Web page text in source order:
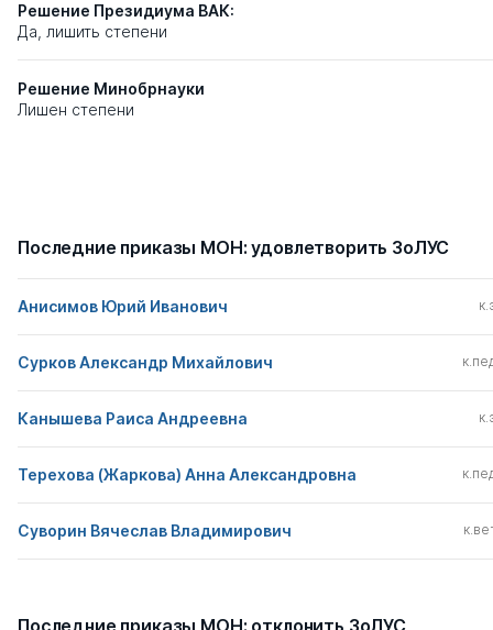
Решение Президиума ВАК:
Да, лишить степени
Решение Минобрнауки
Лишен степени
Последние приказы МОН: удовлетворить ЗоЛУС
Анисимов Юрий Иванович
Сурков Александр Михайлович
Канышева Раиса Андреевна
Терехова (Жаркова) Анна Александровна
Суворин Вячеслав Владимирович